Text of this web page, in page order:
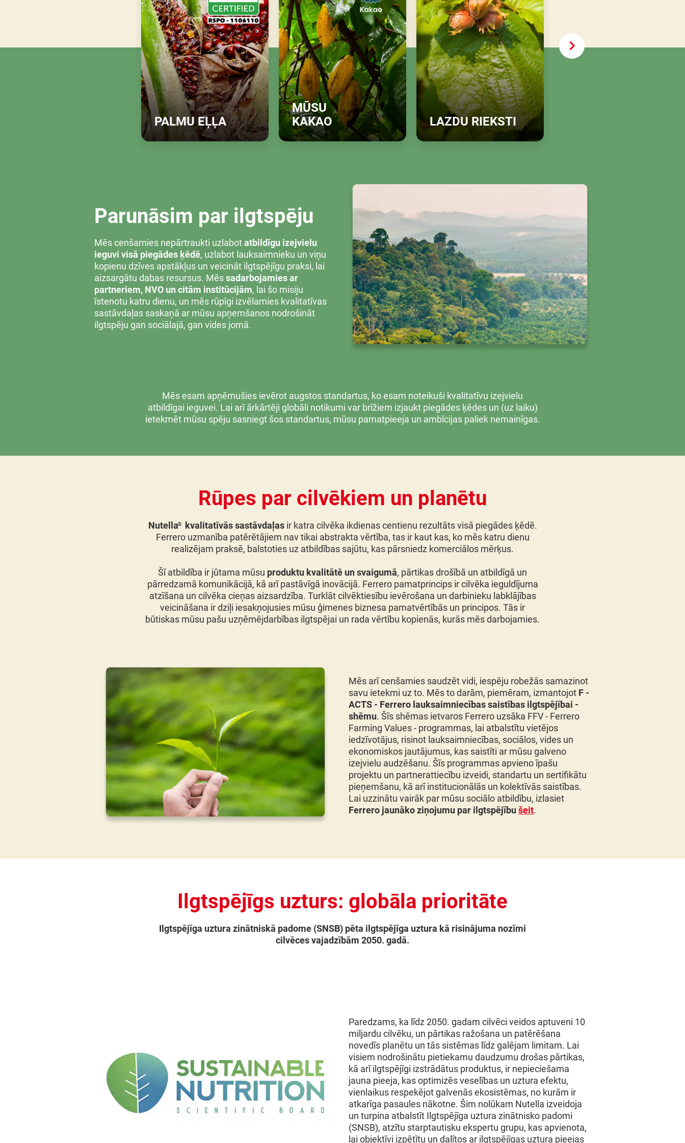
PALMU EĻĻA
MŪSU
KAKAO
LAZDU RIEKSTI
Parunāsim par ilgtspēju
Mēs cenšamies nepārtraukti uzlabotatbildīgu izejvielu
ieguvi visā piegādes ķēdē, uzlabot lauksaimnieku un viņu
kopienu dzīves apstākļus un veicināt ilgtspējīgu praksi, lai
aizsargātu dabas resursus. Mēssadarbojamies ar
partneriem, NVO un citām institūcijām, lai šo misiju
īstenotu katru dienu, un mēs rūpīgi izvēlamies kvalitatīvas
sastāvdaļas saskaņā ar mūsu apņemšanos nodrošināt
ilgtspēju gan sociālajā, gan vides jomā.
Mēs esam apņēmušies ievērot augstos standartus, ko esam noteikuši kvalitatīvu izejvielu
atbildīgai ieguvei. Lai arī ārkārtēji globāli notikumi var brīžiem izjaukt piegādes ķēdes un (uz laiku)
ietekmēt mūsu spēju sasniegt šos standartus, mūsu pamatpieeja un ambīcijas paliek nemainīgas.
Rūpes par cilvēkiem un planētu
Nutella® kvalitatīvās sastāvdaļasir katra cilvēka ikdienas centienu rezultāts visā piegādes ķēdē.
Ferrero uzmanība patērētājiem nav tikai abstrakta vērtība, tas ir kaut kas, ko mēs katru dienu
realizējam praksē, balstoties uz atbildības sajūtu, kas pārsniedz komerciālos mērķus.
Šī atbildība ir jūtama mūsu produktu kvalitātē un svaigumā, pārtikas drošībā un atbildīgā un
pārredzamā komunikācijā, kā arī pastāvīgā inovācijā. Ferrero pamatprincips ir cilvēka ieguldījuma
atzīšana un cilvēka cieņas aizsardzība. Turklāt cilvēktiesību ievērošana un darbinieku labklājības
veicināšana ir dziļi iesakņojusies mūsu ģimenes biznesa pamatvērtībās un principos. Tās ir
būtiskas mūsu pašu uzņēmējdarbības ilgtspējai un rada vērtību kopienās, kurās mēs darbojamies.
Mēs arī cenšamies saudzēt vidi, iespēju robežās samazinot
savu ietekmi uz to. Mēs to darām, piemēram, izmantojot F -
ACTS - Ferrero lauksaimniecības saistības ilgtspējībai -
shēmu. Šīs shēmas ietvaros Ferrero uzsāka FFV - Ferrero
Farming Values - programmas, lai atbalstītu vietējos
iedzīvotājus, risinot lauksaimniecības, sociālos, vides un
ekonomiskos jautājumus, kas saistīti ar mūsu galveno
izejvielu audzēšanu. Šīs programmas apvieno īpašu
projektu un partnerattiecību izveidi, standartu un sertifikātu
pieņemšanu, kā arī institucionālās un kolektīvās saistības.
Lai uzzinātu vairāk par mūsu sociālo atbildību, izlasiet
Ferrero jaunāko ziņojumu par ilgtspējībušeit.
Ilgtspējīgs uzturs: globāla prioritāte
Ilgtspējīga uztura zinātniskā padome (SNSB) pēta ilgtspējīga uztura kā risinājuma nozīmi
cilvēces vajadzībām 2050. gadā.
Paredzams, ka līdz 2050. gadam cilvēci veidos aptuveni 10
miljardu cilvēku, un pārtikas ražošana un patērēšana
novedīs planētu un tās sistēmas līdz galējam limitam. Lai
visiem nodrošinātu pietiekamu daudzumu drošas pārtikas,
kā arī ilgtspējīgi izstrādātus produktus, ir nepieciešama
jauna pieeja, kas optimizēs veselības un uztura efektu,
vienlaikus respekējot galvenās ekosistēmas, no kurām ir
atkarīga pasaules nākotne. Šim nolūkam Nutella izveidoja
un turpina atbalstīt Ilgtspējīga uztura zinātnisko padomi
(SNSB), atzītu starptautisku ekspertu grupu, kas apvienota,
lai objektīvi izpētītu un dalītos ar ilgtspējīgas uztura pieejas